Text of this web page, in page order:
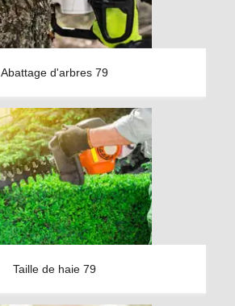
Abattage d'arbres 79
Taille de haie 79